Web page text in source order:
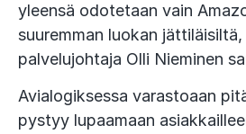
yleensä odotetaan vain
suuremman luokan jättiläisiltä,
palvelujohtaja Olli Nieminen
Avialogiksessa varastoaan
pystyy lupaamaan